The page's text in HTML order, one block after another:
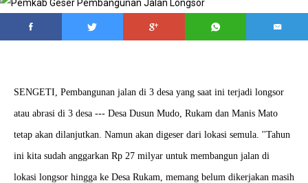
SENGETI, Pembangunan jalan di 3 desa yang saat ini terjadi longsor
atau abrasi di 3 desa --- Desa Dusun Mudo, Rukam dan Manis Mato
tetap akan dilanjutkan. Namun akan digeser dari lokasi semula. ''Tahun
ini kita sudah anggarkan Rp 27 milyar untuk membangun jalan di
lokasi longsor hingga ke Desa Rukam, memang belum dikerjakan masih